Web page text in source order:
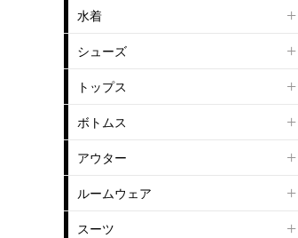
水着
シューズ
トップス
ボトムス
アウター
ルームウェア
スーツ